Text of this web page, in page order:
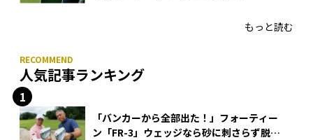
もっと読む
人気記事ランキング
「バンカーから全部出た！」フォーティー
ン「FR-3」ウェッジなら砂に刺さらず脱出